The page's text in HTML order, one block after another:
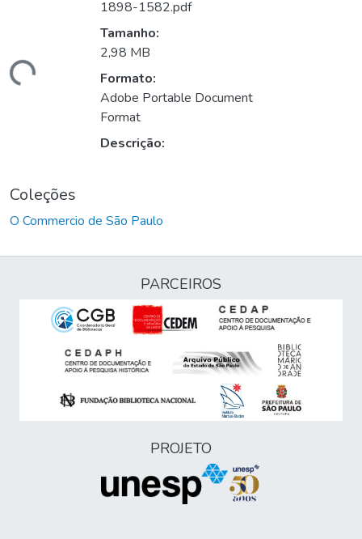
1898-1582.pdf
Tamanho:
2,98 MB
Formato:
Adobe Portable Document
Format
Descrição:
Coleções
O Commercio de São Paulo
PARCEIROS
PROJETO